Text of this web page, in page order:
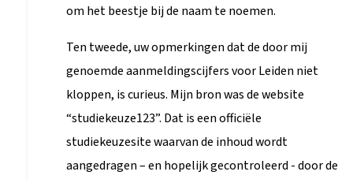
om het beestje bij de naam te noemen.
Ten tweede, uw opmerkingen dat de door mij
genoemde aanmeldingscijfers voor Leiden niet
kloppen, is curieus. Mijn bron was de website
“studiekeuze123”. Dat is een officiële
studiekeuzesite waarvan de inhoud wordt
aangedragen – en hopelijk gecontroleerd - door de